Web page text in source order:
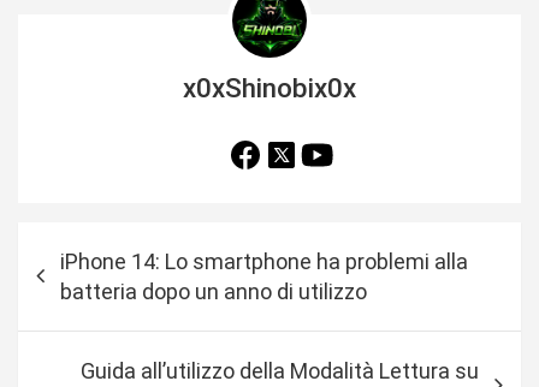
x0xShinobix0x
iPhone 14: Lo smartphone ha problemi alla
batteria dopo un anno di utilizzo
Guida all’utilizzo della Modalità Lettura su